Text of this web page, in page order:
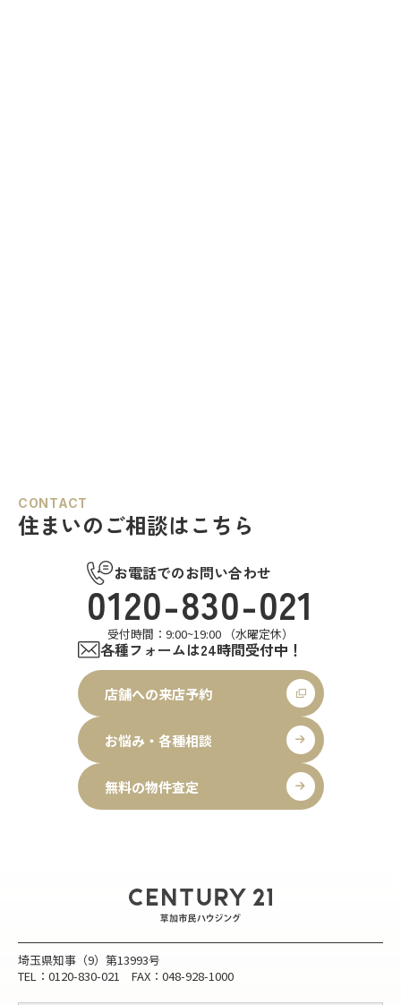
CONTACT
住まいのご相談はこちら
お電話でのお問い合わせ
0120-830-021
受付時間：9:00~19:00 （水曜定休）
各種フォームは24時間受付中！
店舗への来店予約
お悩み・各種相談
無料の物件査定
埼玉県知事（9）第13993号
TEL：0120-830-021 FAX：048-928-1000